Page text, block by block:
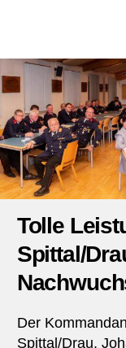
Tolle
Spittal/
Der
Spittal/Drau,